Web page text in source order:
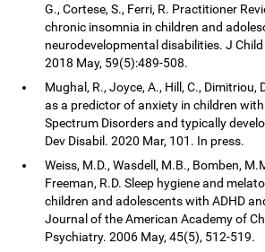
G., Cortese, S., Ferri, R. Practitioner
chronic insomnia in children and
neurodevelopmental disabilities. J
2018 May, 59(5):489-508.
Mughal, R., Joyce, A., Hill, C., Dimitriou,
as a predictor of anxiety in children with
Spectrum Disorders and typically
Dev Disabil. 2020 Mar, 101. In press.
Weiss, M.D., Wasdell, M.B., Bomben,
Freeman, R.D. Sleep hygiene and
children and adolescents with ADHD
Journal of the American Academy of
Psychiatry. 2006 May, 45(5), 512-519.